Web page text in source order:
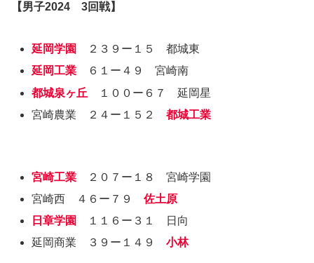
【男子2024 3回戦】
延岡学園
２３９ー１５ 都城東
延岡工業 ６１ー４９ 宮崎南
都城泉ヶ丘 １００ー６７ 延岡星
宮崎農業 ２４ー１５２都城工業
宮崎工業 ２０７ー１８ 宮崎学園
宮崎西 ４６ー７９佐土原
日章学園
１１６ー３１ 日向
延岡商業 ３９ー１４９小林